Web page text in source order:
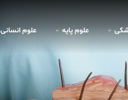
علوم پايه علوم انسانی